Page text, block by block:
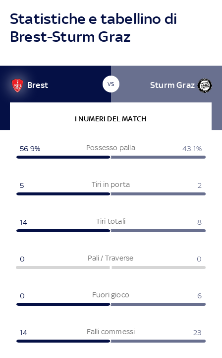
Statistiche e tabellino di
Brest-Sturm Graz
Brest VS Sturm Graz
I NUMERI DEL MATCH
Possesso palla
56.9% 43.1%
Tiri in porta
5 2
Tiri totali
14 8
Pali / Traverse
0 0
Fuori gioco
0 6
Falli commessi
14 23